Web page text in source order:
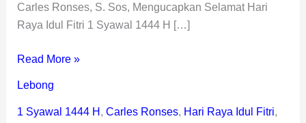
Carles Ronses, S. Sos, Mengucapkan Selamat Hari
Raya Idul Fitri 1 Syawal 1444 H […]
Read More »
Lebong
1 Syawal 1444 H , Carles Ronses, Hari Raya Idul Fitri,